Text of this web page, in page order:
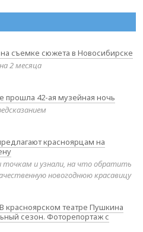
съемке сюжета в Новосибирске
2 месяца
прошла 42-ая музейная ночь
красноярцам на
точкам и узнали, на что обратить
новогоднюю красавицу
красноярском театре Пушкина
сезон. Фоторепортаж с